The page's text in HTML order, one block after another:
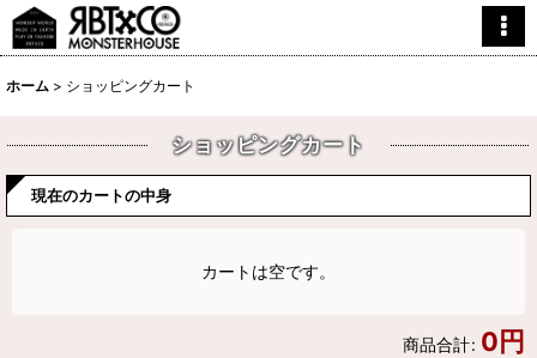
ホーム > ショッピングカート
ショッピングカート
現在のカートの中身
カートは空です。
商品合計: 0円